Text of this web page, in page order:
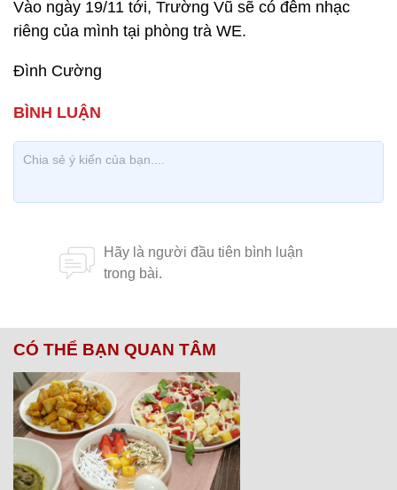
Vào ngày 19/11 tới, Trường Vũ sẽ có đêm nhạc
riêng của mình tại phòng trà WE.
Đình Cường
CÓ THỂ BẠN QUAN TÂM